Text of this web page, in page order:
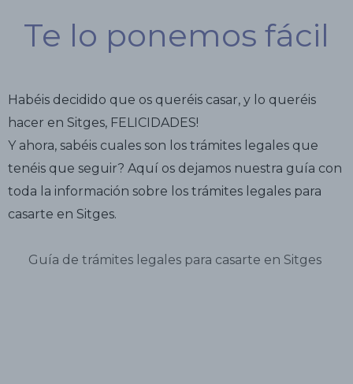
Te lo ponemos fácil
Habéis decidido que os queréis casar, y lo queréis
hacer en Sitges, FELICIDADES!
Y ahora, sabéis cuales son los trámites legales que
tenéis que seguir? Aquí os dejamos nuestra guía con
toda la información sobre los trámites legales para
casarte en Sitges.
Guía de trámites legales para casarte en Sitges